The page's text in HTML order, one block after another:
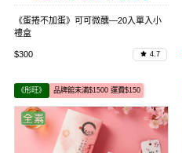
《蛋捲不加蛋》可可微醺—20入單入小
禮盒
$300 4.7
《彤旺》 品牌館未滿$1500 運費$150